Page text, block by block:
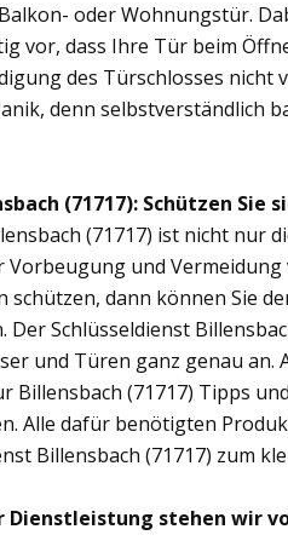
oder Wohnungstür.
vor, dass Ihre Tür beim
des Türschlosses
denn selbstverständlich
(71717): Schützen Sie
(71717) ist nicht
und Vermeidung
schützen, dann können Sie
Schlüsseldienst
und Türen ganz genau
Billensbach (71717) Tipps
Alle dafür benötigten
Billensbach (71717) zum
Dienstleistung stehen wir